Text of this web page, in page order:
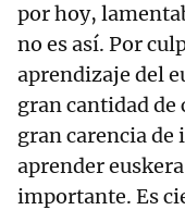
por hoy,
no es así. Por
aprendizaje del
gran cantidad de
gran carencia
aprender
importante. Es